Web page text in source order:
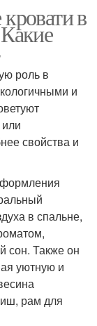
в
роль в
и
свойства и
в спальне,
сон. Также он
уютную и
рам для